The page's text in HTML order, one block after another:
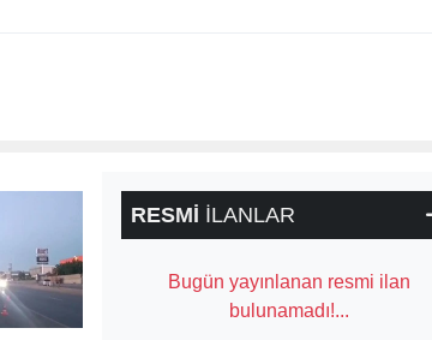
RESMİ İLANLAR
Bugün yayınlanan resmi ilan
bulunamadı!...